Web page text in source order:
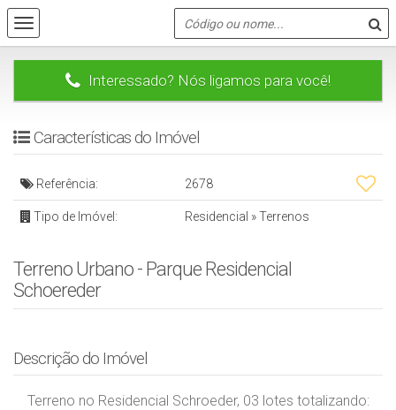
Interessado? Nós ligamos para você!
Características do Imóvel
Referência: 2678
Tipo de Imóvel: Residencial »Terrenos
Terreno Urbano - Parque Residencial
Schoereder
Descrição do Imóvel
Terreno no Residencial Schroeder, 03 lotes totalizando: